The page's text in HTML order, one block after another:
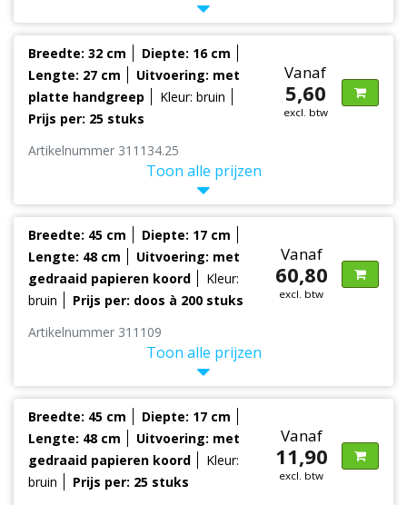
Breedte: 32 cm
Diepte: 16 cm
Lengte: 27 cm
Uitvoering: met
platte handgreep
Kleur: bruin
Prijs per: 25 stuks
Vanaf
5,60
excl. btw
Artikelnummer 311134.25
Toon alle prijzen
Breedte: 45 cm
Diepte: 17 cm
Lengte: 48 cm
Uitvoering: met
gedraaid papieren koord
Kleur:
bruin
Prijs per: doos à 200 stuks
Vanaf
60,80
excl. btw
Artikelnummer 311109
Toon alle prijzen
Breedte: 45 cm
Diepte: 17 cm
Lengte: 48 cm
Uitvoering: met
gedraaid papieren koord
Kleur:
bruin
Prijs per: 25 stuks
Vanaf
11,90
excl. btw